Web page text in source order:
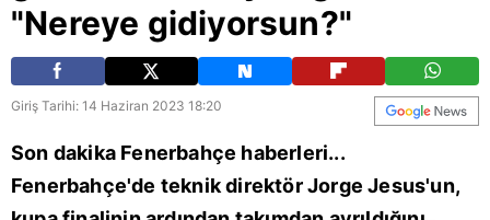
"Nereye gidiyorsun?"
Giriş Tarihi: 14 Haziran 2023 18:20
Son dakika Fenerbahçe haberleri...
Fenerbahçe'de teknik direktör Jorge Jesus'un,